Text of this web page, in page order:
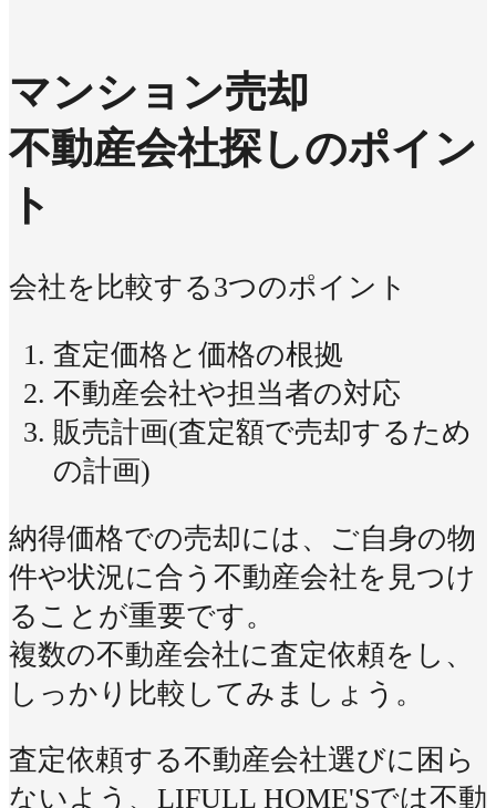
マンション売却
不動産会社探しのポイン
ト
会社を比較する3つのポイント
査定価格と価格の根拠
不動産会社や担当者の対応
販売計画(査定額で売却するため
の計画)
納得価格での売却には、ご自身の物
件や状況に合う不動産会社を見つけ
ることが重要です。
複数の不動産会社に査定依頼をし、
しっかり比較してみましょう。
査定依頼する不動産会社選びに困ら
ないよう、LIFULL HOME'Sでは不動